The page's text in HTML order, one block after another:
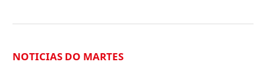
NOTICIAS DO MARTES